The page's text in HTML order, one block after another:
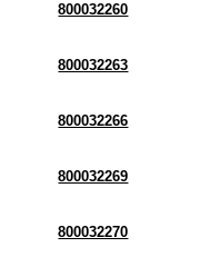
800032260
800032263
800032266
800032269
800032270